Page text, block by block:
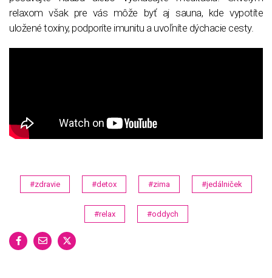
relaxom však pre vás môže byť aj sauna, kde vypotíte
uložené toxíny, podporíte imunitu a uvoľníte dýchacie cesty.
#zdravie #detox #zima #jedálniček
#relax #oddych